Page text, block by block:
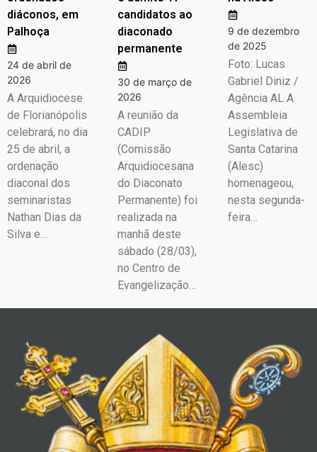
diáconos, em
Palhoça
24 de abril de
2026
A Arquidiocese
de Florianópolis
celebrará, no dia
25 de abril, a
ordenação
diaconal dos
seminaristas
Nathan Dias da
Silva e…
candidatos ao
diaconado
permanente
30 de março de
2026
A reunião da
CADIP
(Comissão
Arquidiocesana
do Diaconato
Permanente) foi
realizada na
manhã deste
sábado (28/03),
no Centro de
Evangelização…
9 de dezembro
de 2025
Foto: Lucas
Gabriel Diniz /
Agência AL A
Assembleia
Legislativa de
Santa Catarina
(Alesc)
homenageou,
nesta segunda-
feira…